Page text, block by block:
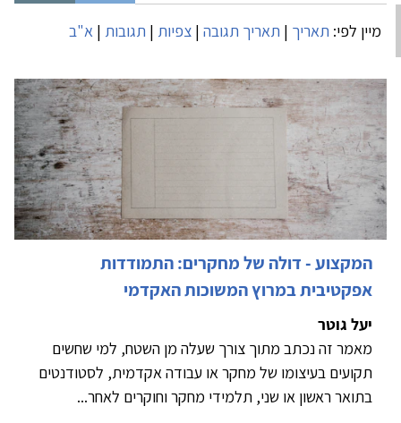
מיין לפי: תאריך | תאריך תגובה | צפיות | תגובות | א"ב
המקצוע - דולה של מחקרים: התמודדות
אפקטיבית במרוץ המשוכות האקדמי
יעל גוטר
מאמר זה נכתב מתוך צורך שעלה מן השטח, למי שחשים
תקועים בעיצומו של מחקר או עבודה אקדמית, לסטודנטים
בתואר ראשון או שני, תלמידי מחקר וחוקרים לאחר...